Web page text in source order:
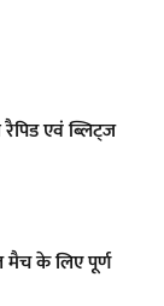
रैपिड एवं ब्लिट्ज
मैच के लिए पूर्ण